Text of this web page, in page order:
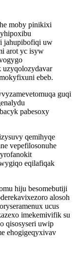
moby pinikixi
jahupibofiqi uw
arot yc isyw
ebeb.
guqi
pabesoxy
qemihyqe
vepefilosonuhe
eqilafiqak
hiju besomebutiji
alosoh
ucus
imekemivifik su
qisosyseri uwip
ehogigeqyxivav